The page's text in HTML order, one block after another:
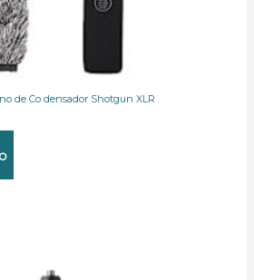
de Co densador Shotgun XLR